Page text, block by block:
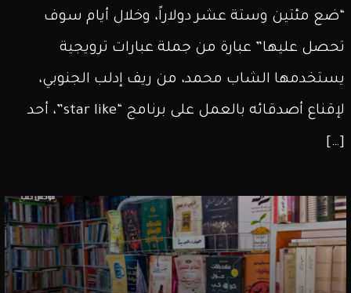
“ضع مئتين وستة عشر دولاراً، وخلال أيام سوف
تحصل عليها” عبارة من جملة عبارات ترويجية
يستخدمها الشاب محمد، من ريف إدلب الجنوبي،
لإقناع أصدقائه بالعمل على برنامج “star like”، أحد
[…]